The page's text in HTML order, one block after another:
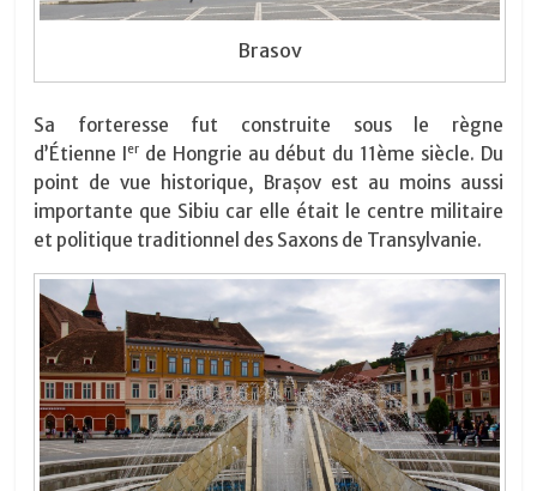
Brasov
Sa forteresse fut construite sous le règne
d’Étienne Ier de Hongrie au début du 11ème siècle. Du
point de vue historique, Brașov est au moins aussi
importante que Sibiu car elle était le centre militaire
et politique traditionnel des Saxons de Transylvanie.